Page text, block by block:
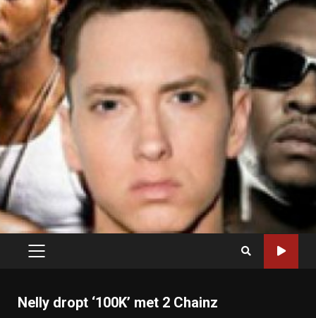
PRIMARY
Nelly dropt ‘100K’ met 2 Chainz